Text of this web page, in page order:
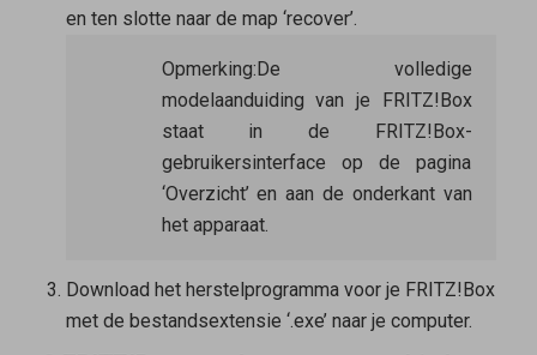
en ten slotte naar de map ‘recover’.
Opmerking:De volledige
modelaanduiding van je FRITZ!Box
staat in de FRITZ!Box-
gebruikersinterface op de pagina
‘Overzicht’ en aan de onderkant van
het apparaat.
Download het herstelprogramma voor je FRITZ!Box
met de bestandsextensie ‘.exe’ naar je computer.